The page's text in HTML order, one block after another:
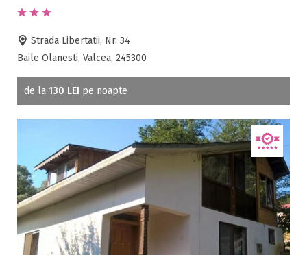
Strada Libertatii, Nr. 34
Baile Olanesti, Valcea, 245300
de la 130 LEI pe noapte